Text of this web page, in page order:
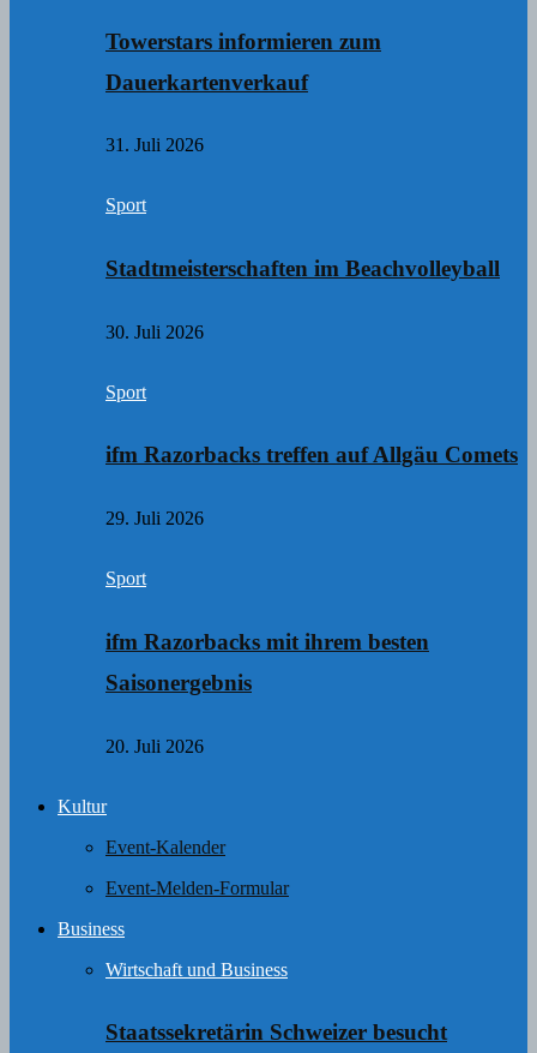
Towerstars informieren zum
Dauerkartenverkauf
31. Juli 2026
Sport
Stadtmeisterschaften im Beachvolleyball
30. Juli 2026
Sport
ifm Razorbacks treffen auf Allgäu Comets
29. Juli 2026
Sport
ifm Razorbacks mit ihrem besten
Saisonergebnis
20. Juli 2026
Kultur
Event-Kalender
Event-Melden-Formular
Business
Wirtschaft und Business
Staatssekretärin Schweizer besucht